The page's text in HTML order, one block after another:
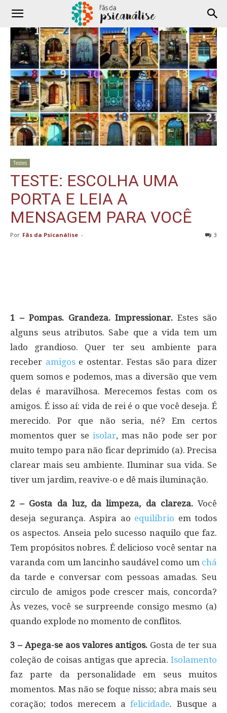
Testes
TESTE: ESCOLHA UMA
PORTA E LEIA A
MENSAGEM PARA VOCÊ
Por Fãs da Psicanálise - 3
1 – Pompas. Grandeza. Impressionar. Estes são
alguns seus atributos. Sabe que a vida tem um
lado grandioso. Quer ter seu ambiente para
receber amigose ostentar. Festas são para dizer
quem somos e podemos, mas a diversão que vem
delas é maravilhosa. Merecemos festas com os
amigos. É isso aí: vida de rei é o que você deseja. É
merecido. Por que não seria, né? Em certos
momentos quer se isolar, mas não pode ser por
muito tempo para não ficar deprimido (a). Precisa
clarear mais seu ambiente. Iluminar sua vida. Se
tiver um jardim, reavive-o e dê mais iluminação.
2 – Gosta da luz, da limpeza, da clareza.Você
deseja segurança. Aspira ao equilíbrio em todos
os aspectos. Anseia pelo sucesso naquilo que faz.
Tem propósitos nobres. É delicioso você sentar na
varanda com um lancinho saudável como um chá
da tarde e conversar com pessoas amadas. Seu
circulo de amigos pode crescer mais, concorda?
Às vezes, você se surpreende consigo mesmo (a)
quando explode no momento de conflitos.
3 – Apega-se aos valores antigos. Gosta de ter sua
coleção de coisas antigas que aprecia. Isolamento
faz parte da personalidade em seus muitos
momentos. Mas não se foque nisso; abra mais seu
coração; todos merecem a felicidade. Busque a